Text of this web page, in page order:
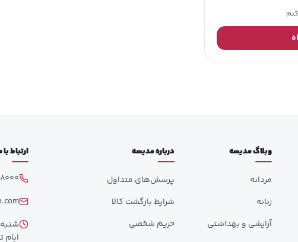
وبلاگ مدیسه
مردانه
زنانه
آرایشی و بهداشتی
درباره مدیسه
پرسش‌های متداول
شرایط بازگشت کالا
حریم شخصی
ارتباط
ایام